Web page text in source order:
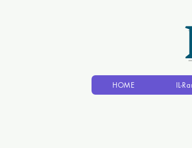
HOME IL-